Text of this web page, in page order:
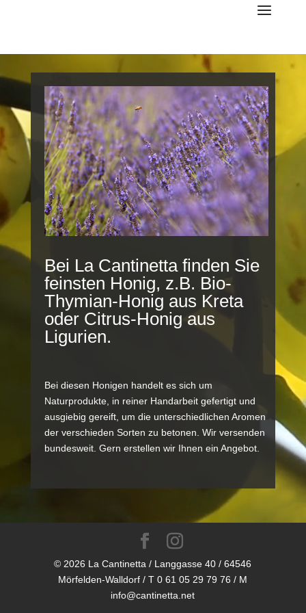
Bei La Cantinetta finden Sie
feinsten Honig, z.B. Bio-
Thymian-Honig aus Kreta
oder Citrus-Honig aus
Ligurien.
Bei diesen Honigen handelt es sich um
Naturprodukte, in reiner Handarbeit gefertigt und
ausgiebig gereift, um die unterschiedlichen Aromen
der verschieden Sorten zu betonen. Wir versenden
bundesweit. Gern erstellen wir Ihnen ein Angebot.
© 2026 La Cantinetta / Langgasse 40 / 64546
Mörfelden-Walldorf / T 0 61 05 29 79 76 / M
info@cantinetta.net